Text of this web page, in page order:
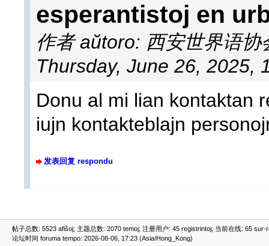
esperantistoj en
作者 aŭtoro: 西安世界语协
Thursday, June 26, 2025,
Donu al mi lian kontaktan
iujn kontakteblajn
发表回复 respondu
帖子总数: 5523 afiŝoj; 主题总数: 2070 temoj; 注册用户: 45 registrintoj; 当前在线: 65
论坛时间 foruma tempo: 2026-08-06, 17:23 (Asia/Hong_Kong)